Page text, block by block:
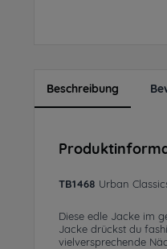
Beschreibung
TB1468 Urban
Diese edle Jacke im
Jacke drückst du
vielversprechende